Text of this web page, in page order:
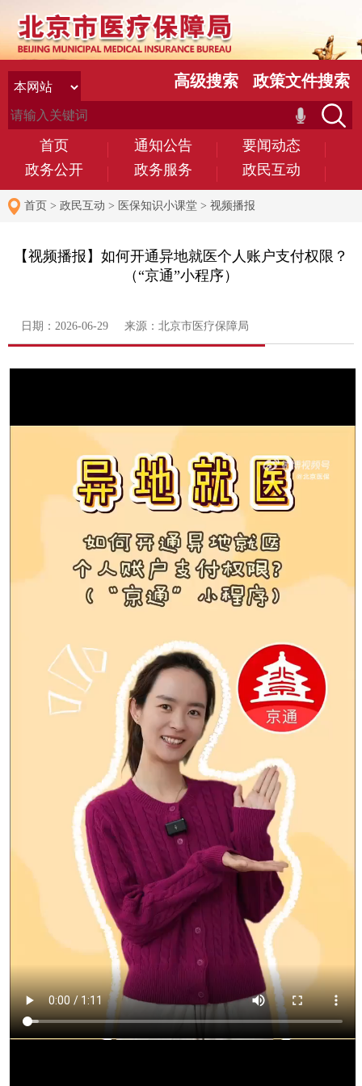
首页 通知公告
要闻动态
政务公开
政务服务 政民互动
高级搜索 政策文件搜索
首页 > 政民互动 > 医保知识小课堂 > 视频播报
【视频播报】如何开通异地就医个人账户支付权限？
（“京通”小程序）
日期：2026-06-29 来源：北京市医疗保障局